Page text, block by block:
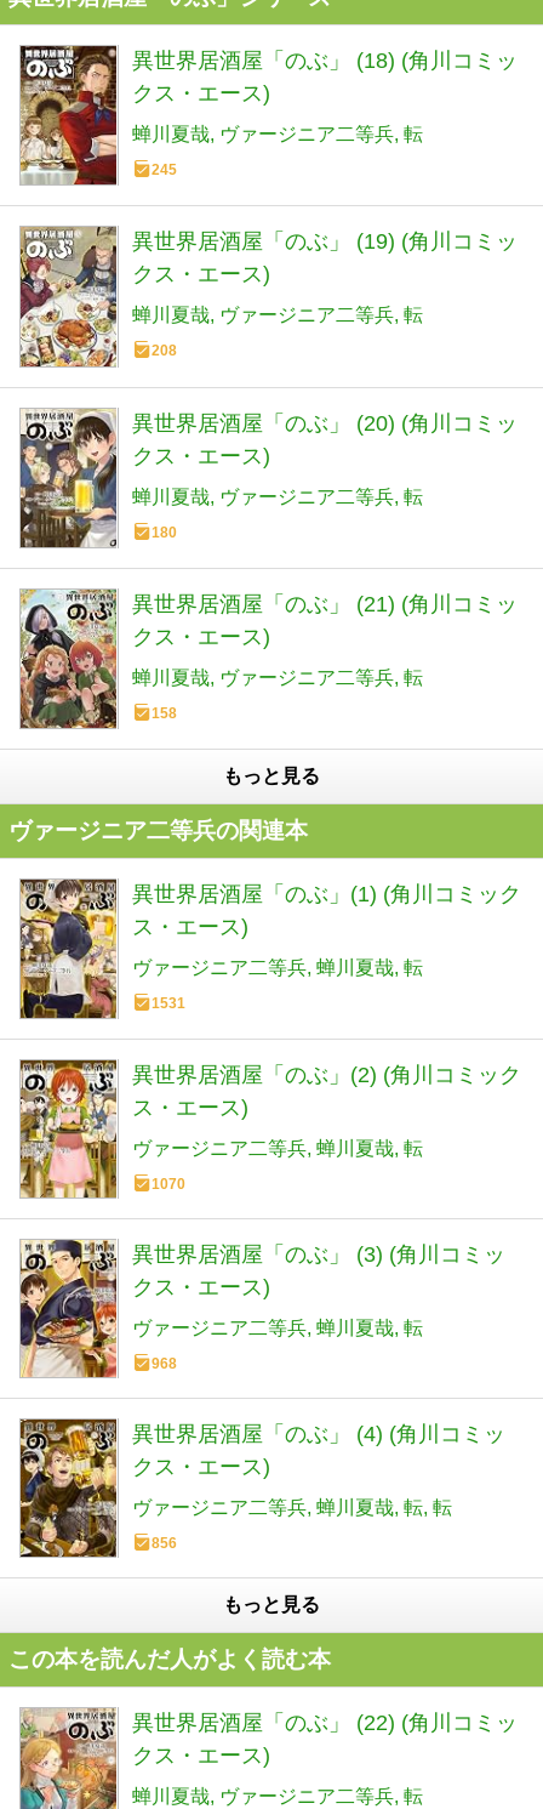
異世界居酒屋「のぶ」 (18) (角川コミッ
クス・エース)
蝉川夏哉 ヴァージニア二等兵 転
245
異世界居酒屋「のぶ」 (19) (角川コミッ
クス・エース)
蝉川夏哉 ヴァージニア二等兵 転
208
異世界居酒屋「のぶ」 (20) (角川コミッ
クス・エース)
蝉川夏哉 ヴァージニア二等兵 転
180
異世界居酒屋「のぶ」 (21) (角川コミッ
クス・エース)
蝉川夏哉 ヴァージニア二等兵 転
158
もっと見る
ヴァージニア二等兵の関連本
異世界居酒屋「のぶ」(1) (角川コミック
ス・エース)
ヴァージニア二等兵 蝉川夏哉 転
1531
異世界居酒屋「のぶ」(2) (角川コミック
ス・エース)
ヴァージニア二等兵 蝉川夏哉 転
1070
異世界居酒屋「のぶ」 (3) (角川コミッ
クス・エース)
ヴァージニア二等兵 蝉川夏哉 転
968
異世界居酒屋「のぶ」 (4) (角川コミッ
クス・エース)
ヴァージニア二等兵 蝉川夏哉 転 転
856
もっと見る
この本を読んだ人がよく読む本
異世界居酒屋「のぶ」 (22) (角川コミッ
クス・エース)
蝉川夏哉 ヴァージニア二等兵 転